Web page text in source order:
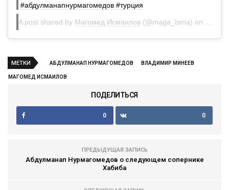
#абдулманапнурмагомедов #турция
A post shared by Магомед Исмаилов (@maga_isma) on
МЕТКИ АБДУЛМАНАП НУРМАГОМЕДОВ ВЛАДИМИР МИНЕЕВ
МАГОМЕД ИСМАИЛОВ
ПОДЕЛИТЬСЯ
0 0
ПРЕДЫДУЩАЯ ЗАПИСЬ
Абдулманап Нурмагомедов о следующем сопернике
Хабиба